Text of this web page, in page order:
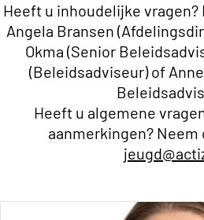
Heeft u inhoudelijke
Angela Bransen
Okma (Senior
(Beleidsadviseur) of
Heeft u algemene
aanmerkingen?